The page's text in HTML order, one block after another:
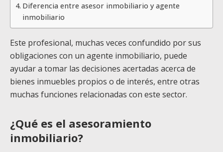
Diferencia entre asesor inmobiliario y agente
inmobiliario
Este profesional, muchas veces confundido por sus
obligaciones con un agente inmobiliario, puede
ayudar a tomar las decisiones acertadas acerca de
bienes inmuebles propios o de interés, entre otras
muchas funciones relacionadas con este sector.
¿Qué es el asesoramiento
inmobiliario?